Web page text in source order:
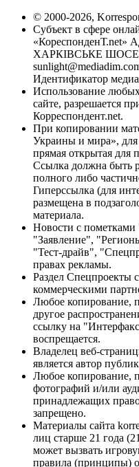
© 2000-2026,
Субъект в сфере
«КореспонденТ.net»
ХАРКІВСЬКЕ ШОСЕ,
Идентификатор
Использование
сайте, разрешается
Корреспондент.net.
При копировании
Украины и мира», для
прямая открытая для
Ссылка должна быть
полного либо
Гиперссылка (для
размещена в
материала.
Новости с
"Заявление",
"Тест-драйв",
правах рекламы.
Раздел Спецпроекты
коммерческими
Любое копирование,
другое
ссылку на
воспрещается.
Владелец веб-
является автор
Любое копирование,
фотографий и/или
принадлежащих
запрещено.
Материалы сайта
лиц старше 21 года
может вызвать
правила (принципы)